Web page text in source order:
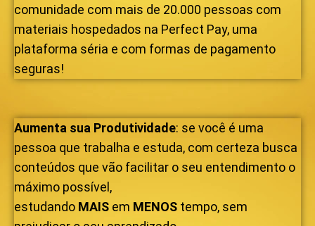
comunidade com mais de 20.000 pessoas com
materiais hospedados na Perfect Pay, uma
plataforma séria e com formas de pagamento
seguras!
Aumenta sua Produtividade: se você é uma
pessoa que trabalha e estuda, com certeza busca
conteúdos que vão facilitar o seu entendimento o
máximo possível,
estudando MAIS em MENOS tempo, sem